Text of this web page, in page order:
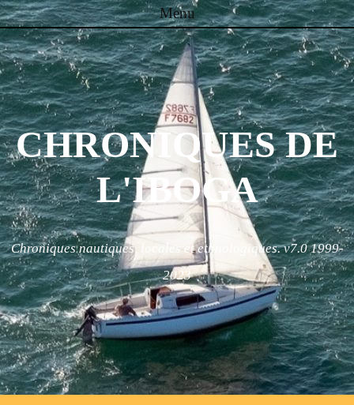
Menu
Skip to content
CHRONIQUES DE
L'IBOGA
Chroniques nautiques, locales et ethnologiques. v7.0 1999-
2023